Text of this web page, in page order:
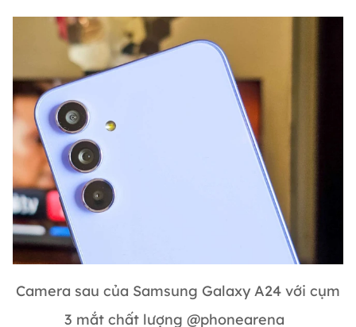
Camera sau của Samsung Galaxy A24 với cụm
3 mắt chất lượng @phonearena